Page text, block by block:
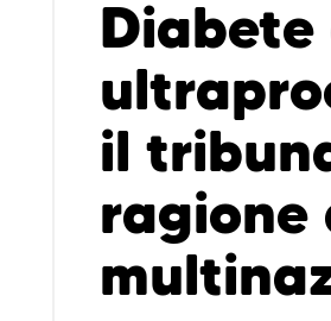
Diabete
il
ragione